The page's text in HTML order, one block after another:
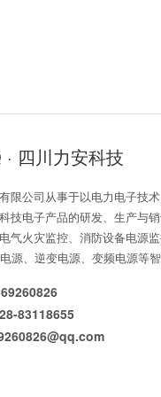
四川力安科技
限公司从事于以电力电子技
技电子产品的研发、生产与
气火灾监控、消防设备电源
源、逆变电源、变频电源等智
83118655